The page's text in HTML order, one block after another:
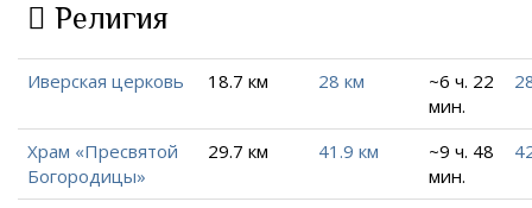
Религия
Иверская церковь 18.7 км 28 км
~6 ч. 22
мин.
Храм «Пресвятой
Богородицы»
29.7 км 41.9 км
~9 ч. 48
мин.